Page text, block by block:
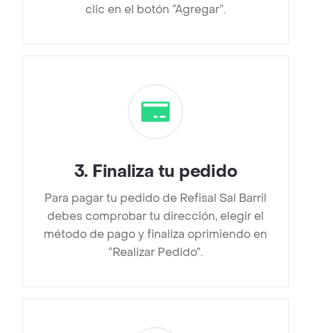
clic en el botón “Agregar”.
3. Finaliza tu pedido
Para pagar tu pedido de Refisal Sal Barril
debes comprobar tu dirección, elegir el
método de pago y finaliza oprimiendo en
“Realizar Pedido”.